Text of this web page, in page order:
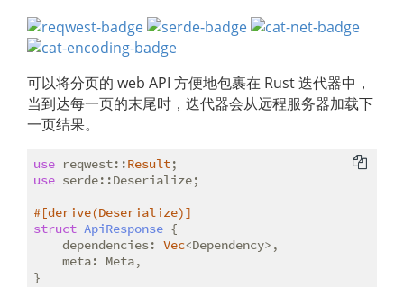
可以将分页的 web API 方便地包裹在 Rust 迭代器中，
当到达每一页的末尾时，迭代器会从远程服务器加载下
一页结果。
use reqwest::Result
use serde::Deserialize;
#[derive(Deserialize)]
struct ApiResponse {
    dependencies:
Vec<Dependency>,
    meta: Meta,
}